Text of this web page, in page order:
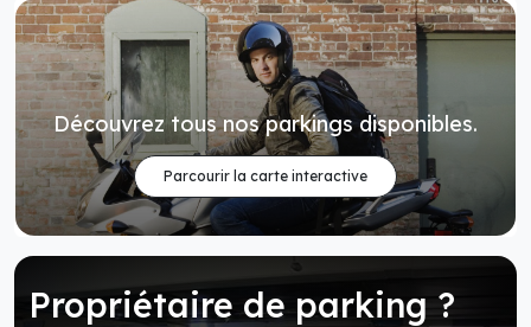
Découvrez tous nos parkings disponibles.
Parcourir la carte interactive
Propriétaire de parking ?